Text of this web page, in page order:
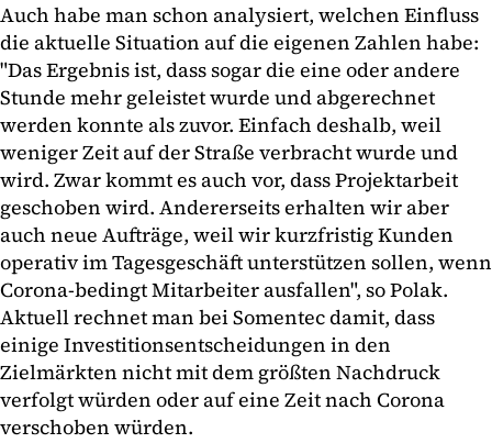
Auch habe man schon analysiert, welchen Einfluss
die aktuelle Situation auf die eigenen Zahlen habe:
"Das Ergebnis ist, dass sogar die eine oder andere
Stunde mehr geleistet wurde und abgerechnet
werden konnte als zuvor. Einfach deshalb, weil
weniger Zeit auf der Straße verbracht wurde und
wird. Zwar kommt es auch vor, dass Projektarbeit
geschoben wird. Andererseits erhalten wir aber
auch neue Aufträge, weil wir kurzfristig Kunden
operativ im Tagesgeschäft unterstützen sollen, wenn
Corona-bedingt Mitarbeiter ausfallen", so Polak.
Aktuell rechnet man bei Somentec damit, dass
einige Investitionsentscheidungen in den
Zielmärkten nicht mit dem größten Nachdruck
verfolgt würden oder auf eine Zeit nach Corona
verschoben würden.